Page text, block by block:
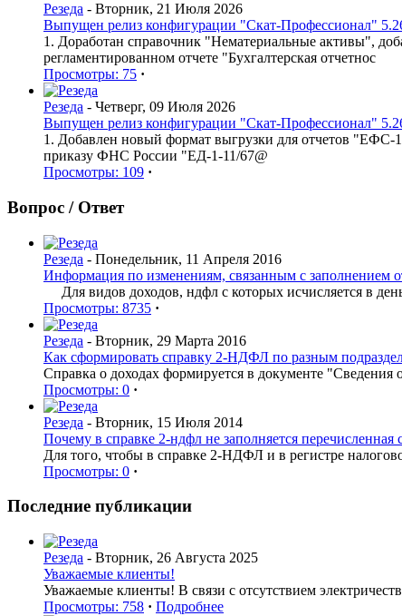
Резеда - Вторник, 21 Июля 2026
Выпущен релиз конфигурации "Скат-Профессионал"
1. Доработан справочник "Нематериальные активы",
регламентированном отчете "Бухгалтерская отчетнос
Просмотры: 75 ·
Резеда - Четверг, 09 Июля 2026
Выпущен релиз конфигурации "Скат-Профессионал"
1. Добавлен новый формат выгрузки для отчетов
приказу ФНС России "ЕД-1-11/67@
Просмотры: 109 ·
Вопрос / Ответ
Резеда - Понедельник, 11 Апреля 2016
Информация по изменениям, связанным с заполнением
Для видов доходов, ндфл с которых исчисляется в
Просмотры: 8735 ·
Резеда - Вторник, 29 Марта 2016
Как сформировать справку 2-НДФЛ по разным
Справка о доходах формируется в документе
Просмотры: 0 ·
Резеда - Вторник, 15 Июля 2014
Почему в справке 2-ндфл не заполняется перечисленная
Для того, чтобы в справке 2-НДФЛ и в регистре
Просмотры: 0 ·
Последние публикации
Резеда - Вторник, 26 Августа 2025
Уважаемые клиенты!
Уважаемые клиенты! В связи с отсутствием
Просмотры: 758 · Подробнее